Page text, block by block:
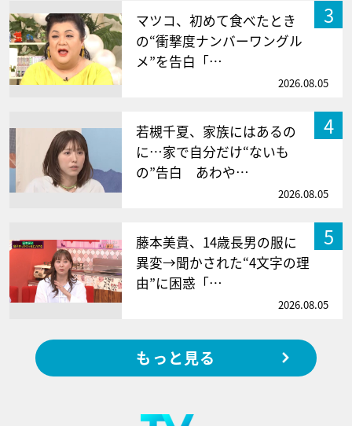
3
マツコ、初めて食べたとき
の“衝撃度ナンバーワングル
メ”を告白「…
2026.08.05
4
若槻千夏、家族にはあるの
に…家で自分だけ“ないも
の”告白 あわや…
2026.08.05
5
藤本美貴、14歳長男の服に
異変→聞かされた“4文字の理
由”に困惑「…
2026.08.05
もっと見る